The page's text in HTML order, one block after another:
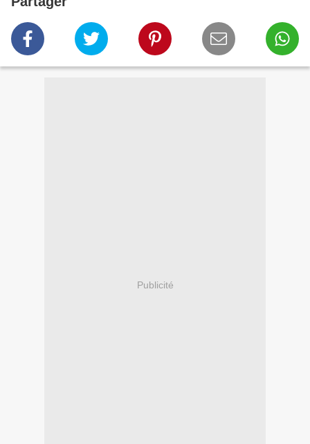
Publicité